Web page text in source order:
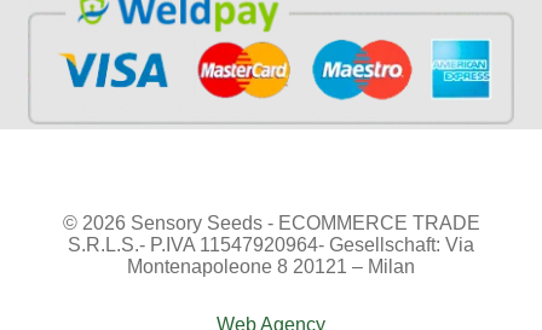
© 2026 Sensory Seeds - ECOMMERCE TRADE
S.R.L.S.- P.IVA 11547920964- Gesellschaft: Via
Montenapoleone 8 20121 – Milan
Web Agency